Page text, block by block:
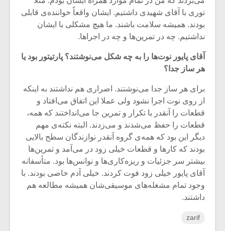
توری با آقای شهیدی داشتیم. ایشان واقعاً خواننده‌ی قابلی
بودند. همیشه سلامت باشند. ما هیچ مشکلی با ایشان
نداشتیم. چه در تمرین‌ها و چه در اجراها.
آقای پایور نوت‌ها را به چه شکل می‌نوشتند؟ پارتیتور بود یا
هر ساز جدا؟
برای هر ساز جدا می‌نوشتند. اصراری هم نداشتند به اینکه
از روی نوت اجرا نشود ولی عملا این اتفاق می‌افتاد و
قطعات را آنقدر با تکرار و تمرین جا می‌انداختند که همه،
قطعات را حفظ می‌شدند و می‌زدند. البته نکته‌ی مهم
دیگر این بود که همه‌ی گروه آنقدر نوازندگان سطح بالایی
بودند که کارها و قطعات خیلی زود در می‌آمد و تمرین‌ها
بیشتر سر جزئیات و ریزه‌کاری‌ها و نوانس‌ها بود. متأسفانه
آقای پایور خیلی زود فوت کردند. خیلی آدم خاصی بودند. با
وجود تمام مشغله‌های موسیقی‌شان همیشه مطالعه هم
داشتند.
zarif